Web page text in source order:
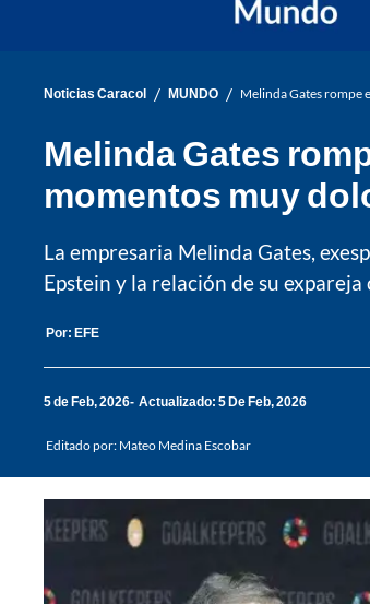
Noticias Caracol / MUNDO / Melinda Gates rompe
Melinda Gates
momentos muy
La empresaria Melinda Gates,
Epstein y la relación de su
Por: EFE
5 de Feb, 2026 Actualizado: 5 De Feb, 2026
Editado por: Mateo Medina Escobar